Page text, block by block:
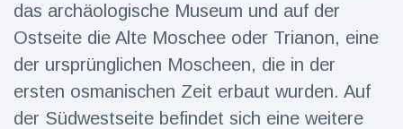
das archäologische Museum und auf der
Ostseite die Alte Moschee oder Trianon, eine
der ursprünglichen Moscheen, die in der
ersten osmanischen Zeit erbaut wurden. Auf
der Südwestseite befindet sich eine weitere